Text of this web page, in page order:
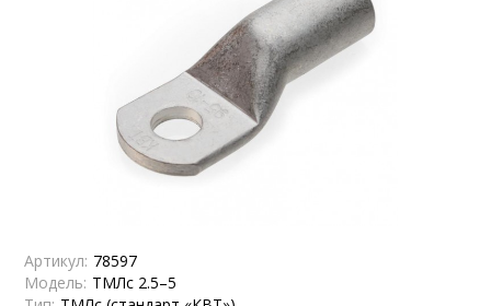
Артикул: 78597
Модель: ТМЛс 2.5–5